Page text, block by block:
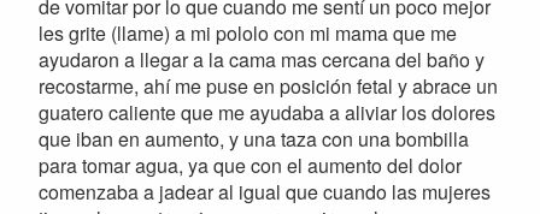
de vomitar por lo que cuando me sentí un poco mejor
les grite (llame) a mi pololo con mi mama que me
ayudaron a llegar a la cama mas cercana del baño y
recostarme, ahí me puse en posición fetal y abrace un
guatero caliente que me ayudaba a aliviar los dolores
que iban en aumento, y una taza con una bombilla
para tomar agua, ya que con el aumento del dolor
comenzaba a jadear al igual que cuando las mujeres